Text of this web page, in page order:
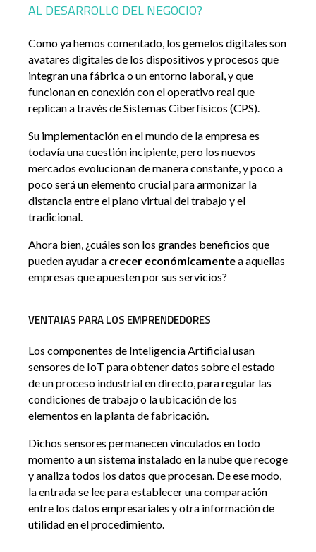
AL DESARROLLO DEL NEGOCIO?
Como ya hemos comentado, los gemelos digitales son
avatares digitales de los dispositivos y procesos que
integran una fábrica o un entorno laboral, y que
funcionan en conexión con el operativo real que
replican a través de Sistemas Ciberfísicos (CPS).
Su implementación en el mundo de la empresa es
todavía una cuestión incipiente, pero los nuevos
mercados evolucionan de manera constante, y poco a
poco será un elemento crucial para armonizar la
distancia entre el plano virtual del trabajo y el
tradicional.
Ahora bien, ¿cuáles son los grandes beneficios que
pueden ayudar a crecer económicamentea aquellas
empresas que apuesten por sus servicios?
VENTAJAS PARA LOS EMPRENDEDORES
Los componentes de Inteligencia Artificial usan
sensores de IoT para obtener datos sobre el estado
de un proceso industrial en directo, para regular las
condiciones de trabajo o la ubicación de los
elementos en la planta de fabricación.
Dichos sensores permanecen vinculados en todo
momento a un sistema instalado en la nube que recoge
y analiza todos los datos que procesan. De ese modo,
la entrada se lee para establecer una comparación
entre los datos empresariales y otra información de
utilidad en el procedimiento.